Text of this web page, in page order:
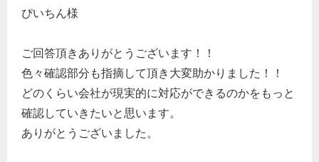
ぴいちん様
ご回答頂きありがとうございます！！
色々確認部分も指摘して頂き大変助かりました！！
どのくらい会社が現実的に対応ができるのかをもっと
確認していきたいと思います。
ありがとうございました。